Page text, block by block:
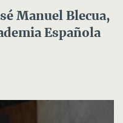
Manuel Blecua,
Española